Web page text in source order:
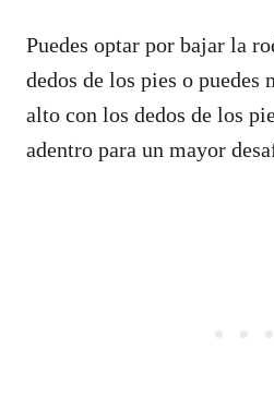
Puedes optar por bajar la
dedos de los pies o puedes
alto con los dedos de los
adentro para un mayor